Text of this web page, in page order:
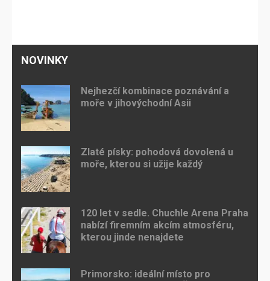
NOVINKY
Nejhezčí kombinace poznávání a
moře v jihovýchodní Asii
Zlaté písky: pohodová dovolená u
moře, kterou si užije každý
120 let v sedle. Chuchle Arena Praha
nabízí firemním akcím atmosféru,
kterou jinde nenajdete
Primorsko: ideální místo pro